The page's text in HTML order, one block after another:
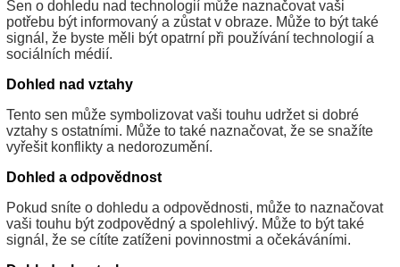
Sen o dohledu nad technologií může naznačovat vaši
potřebu být informovaný a zůstat v obraze. Může to být také
signál, že byste měli být opatrní při používání technologií a
sociálních médií.
Dohled nad vztahy
Tento sen může symbolizovat vaši touhu udržet si dobré
vztahy s ostatními. Může to také naznačovat, že se snažíte
vyřešit konflikty a nedorozumění.
Dohled a odpovědnost
Pokud sníte o dohledu a odpovědnosti, může to naznačovat
vaši touhu být zodpovědný a spolehlivý. Může to být také
signál, že se cítíte zatíženi povinnostmi a očekáváními.